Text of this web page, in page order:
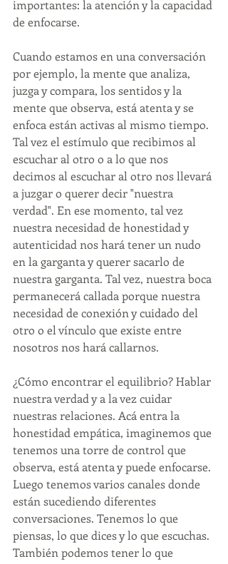
importantes: la atención y la capacidad
de enfocarse.
Cuando estamos en una conversación
por ejemplo, la mente que analiza,
juzga y compara, los sentidos y la
mente que observa, está atenta y se
enfoca están activas al mismo tiempo.
Tal vez el estímulo que recibimos al
escuchar al otro o a lo que nos
decimos al escuchar al otro nos llevará
a juzgar o querer decir "nuestra
verdad". En ese momento, tal vez
nuestra necesidad de honestidad y
autenticidad nos hará tener un nudo
en la garganta y querer sacarlo de
nuestra garganta. Tal vez, nuestra boca
permanecerá callada porque nuestra
necesidad de conexión y cuidado del
otro o el vínculo que existe entre
nosotros nos hará callarnos.
¿Cómo encontrar el equilibrio? Hablar
nuestra verdad y a la vez cuidar
nuestras relaciones. Acá entra la
honestidad empática, imaginemos que
tenemos una torre de control que
observa, está atenta y puede enfocarse.
Luego tenemos varios canales donde
están sucediendo diferentes
conversaciones. Tenemos lo que
piensas, lo que dices y lo que escuchas.
También podemos tener lo que